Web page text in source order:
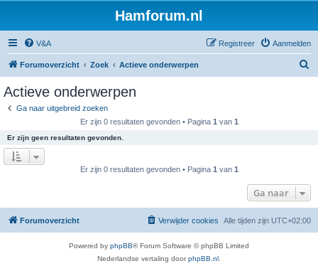
Hamforum.nl
V&A Aanmelden
Registreer
Forumoverzicht Zoek Actieve onderwerpen
Actieve onderwerpen
Ga naar uitgebreid zoeken
Er zijn 0 resultaten gevonden • Pagina 1 van 1
Er zijn geen resultaten gevonden.
Er zijn 0 resultaten gevonden • Pagina 1 van 1
Ga naar
Forumoverzicht Alle tijden zijn UTC+02:00
Verwijder cookies
Powered by phpBB® Forum Software © phpBB Limited
Nederlandse vertaling doorphpBB.nl